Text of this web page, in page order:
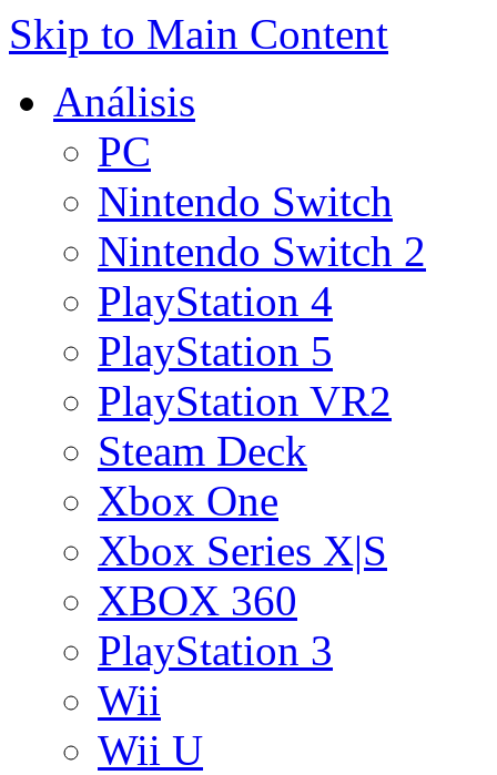
Skip to Main Content
Análisis
PC
Nintendo Switch
Nintendo Switch 2
PlayStation 4
PlayStation 5
PlayStation VR2
Steam Deck
Xbox One
Xbox Series X|S
XBOX 360
PlayStation 3
Wii
Wii U